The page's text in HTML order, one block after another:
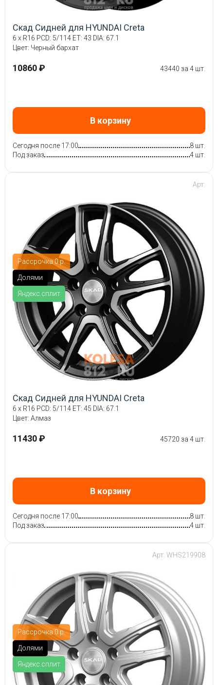
Скад Сидней для HYUNDAI Creta
6 x R16 PCD: 5/114 ET: 43 DIA: 67.1
Цвет: Черный бархат
10860 ₽ 43440 за 4 шт.
В корзину
Сегодня после 17:00
8 шт.
Под заказ
4 шт.
Рассрочка 0 р.
Долями
Яндекс.сплит
Арт:
Скад Сидней для HYUNDAI Creta
6 x R16 PCD: 5/114 ET: 45 DIA: 67.1
Цвет: Алмаз
11430 ₽ 45720 за 4 шт.
В корзину
Сегодня после 17:00
8 шт.
Под заказ
4 шт.
Рассрочка 0 р.
Долями
Яндекс.сплит
Арт: WHS219908